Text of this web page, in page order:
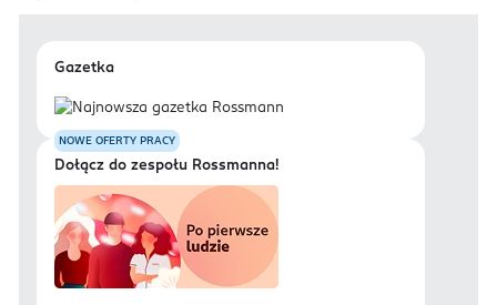
Gazetka
NOWE OFERTY PRACY
Dołącz do zespołu Rossmanna!